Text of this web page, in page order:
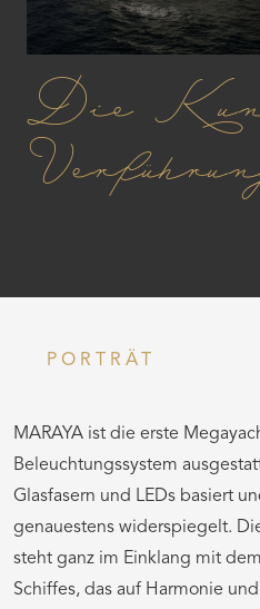
Die
PORTRÄT
MARAYA ist die erste
Beleuchtungssystem
Glasfasern und LEDs basiert
genauestens widerspiegelt.
steht ganz im Einklang mit
Schiffes, das auf Harmonie